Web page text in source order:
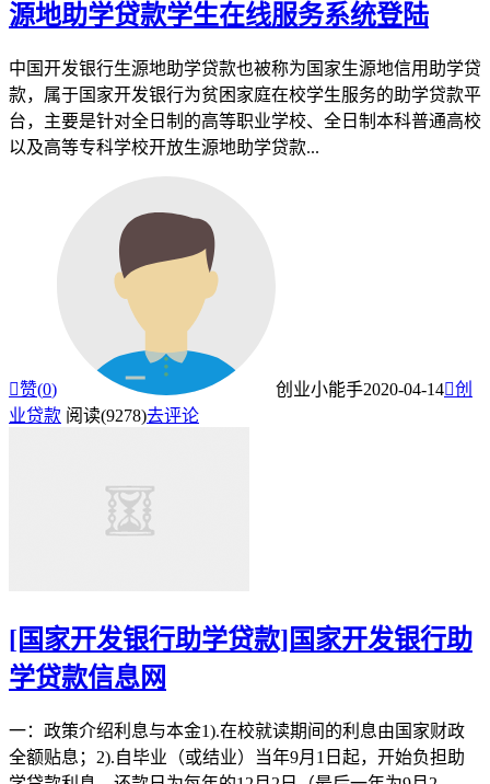
源地助学贷款学生在线服务系统登陆
中国开发银行生源地助学贷款也被称为国家生源地信用助学贷
款，属于国家开发银行为贫困家庭在校学生服务的助学贷款平
台，主要是针对全日制的高等职业学校、全日制本科普通高校
以及高等专科学校开放生源地助学贷款...
赞(0) 创业小能手2020-04-14创
业贷款 阅读(9278)去评论
[国家开发银行助学贷款]国家开发银行助
学贷款信息网
一：政策介绍利息与本金1).在校就读期间的利息由国家财政
全额贴息；2).自毕业（或结业）当年9月1日起，开始负担助